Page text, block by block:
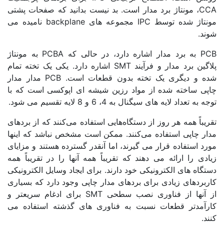
CCA، مونتاژ برد مدار است. بد نیست بدانید که صفحات پشتی
مونتاژ شده توسط IPC مجموعه های backplane نامیده می
PCB به برد مدار اشاره دارد، در حالی که PCBA به مونتاژ
پلاگین برد مدار و فرآیند SMT اشاره دارد. یکی یک تخته تمام
شده و دیگری یک تخته بدون قطعات است. PCB مدار مدار
ساخته شده از مواد رزین شیشه ای اپوکسی است که با
به تعداد لایه های سیگنال به 4، 6 و 8 لایه تقسیم می شود.
همه هر روز از دستگاه‌هایی استفاده می‌کنند که از بردهای
چاپی استفاده می‌کنند. ممکن است مشخص نباشد که اینها
استفاده قرار می گیرند، اما آنقدر گسترده هستند و مزایای
را ارائه می دهند که تقریباً همه آنها را در تقریباً همه
های الکترونیکی خود دارند. برای ایجاد وسایل الکترونیکی
زیادی برای بردهای مدار چاپی وجود دارد که بسیاری
از آنها از فناوری نصب سطحی SMT برای ادغام سریعتر و
قطعات نسبت به فناوری های گذشته استفاده می